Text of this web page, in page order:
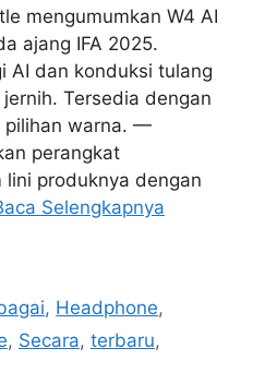
mengumumkan W4 AI
ajang IFA 2025.
AI dan konduksi tulang
Tersedia dengan
pilihan warna. —
perangkat
produknya dengan
Selengkapnya
, Headphone,
, Secara, terbaru,